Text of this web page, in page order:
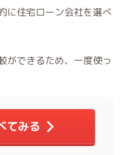
に住宅ローン会社を選べ
ができるため、一度使っ
てみる